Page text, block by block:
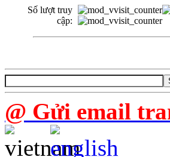
Số lượt truy
cập:
@ Gửi email